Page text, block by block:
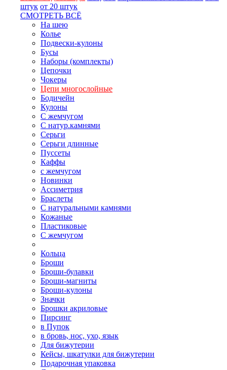
штук от 20 штук
СМОТРЕТЬ ВСЁ
На шею
Колье
Подвески-кулоны
Бусы
Наборы (комплекты)
Цепочки
Чокеры
Цепи многослойные
Бодичейн
Кулоны
С жемчугом
С натур.камнями
Серьги
Серьги длинные
Пуссеты
Каффы
с жемчугом
Новинки
Ассиметрия
Браслеты
С натуральными камнями
Кожаные
Пластиковые
С жемчугом
Кольца
Броши
Броши-булавки
Броши-магниты
Броши-кулоны
Значки
Брошки акриловые
Пирсинг
в Пупок
в бровь, нос, ухо, язык
Для бижутерии
Кейсы, шкатулки для бижутерии
Подарочная упаковка